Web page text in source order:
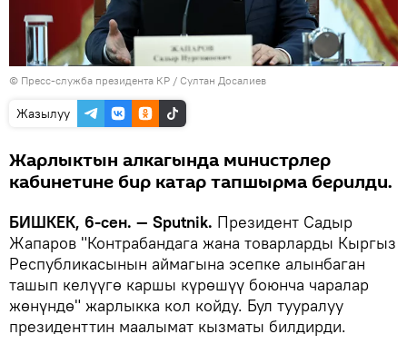
© Пресс-служба президента КР / Султан Досалиев
Жазылуу
Жарлыктын алкагында министрлер
кабинетине бир катар тапшырма берилди.
БИШКЕК, 6-сен. — Sputnik. Президент Садыр
Жапаров "Контрабандага жана товарларды Кыргыз
Республикасынын аймагына эсепке алынбаган
ташып келүүгө каршы күрөшүү боюнча чаралар
жөнүндө" жарлыкка кол койду. Бул тууралуу
президенттин маалымат кызматы билдирди.